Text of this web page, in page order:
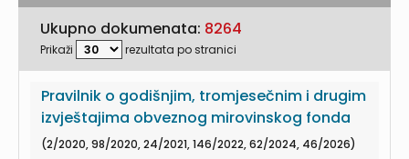
Ukupno dokumenata: 8264
Prikaži rezultata po stranici
Pravilnik o godišnjim, tromjesečnim i drugim
izvještajima obveznog mirovinskog fonda
(2/2020, 98/2020, 24/2021, 146/2022, 62/2024, 46/2026)